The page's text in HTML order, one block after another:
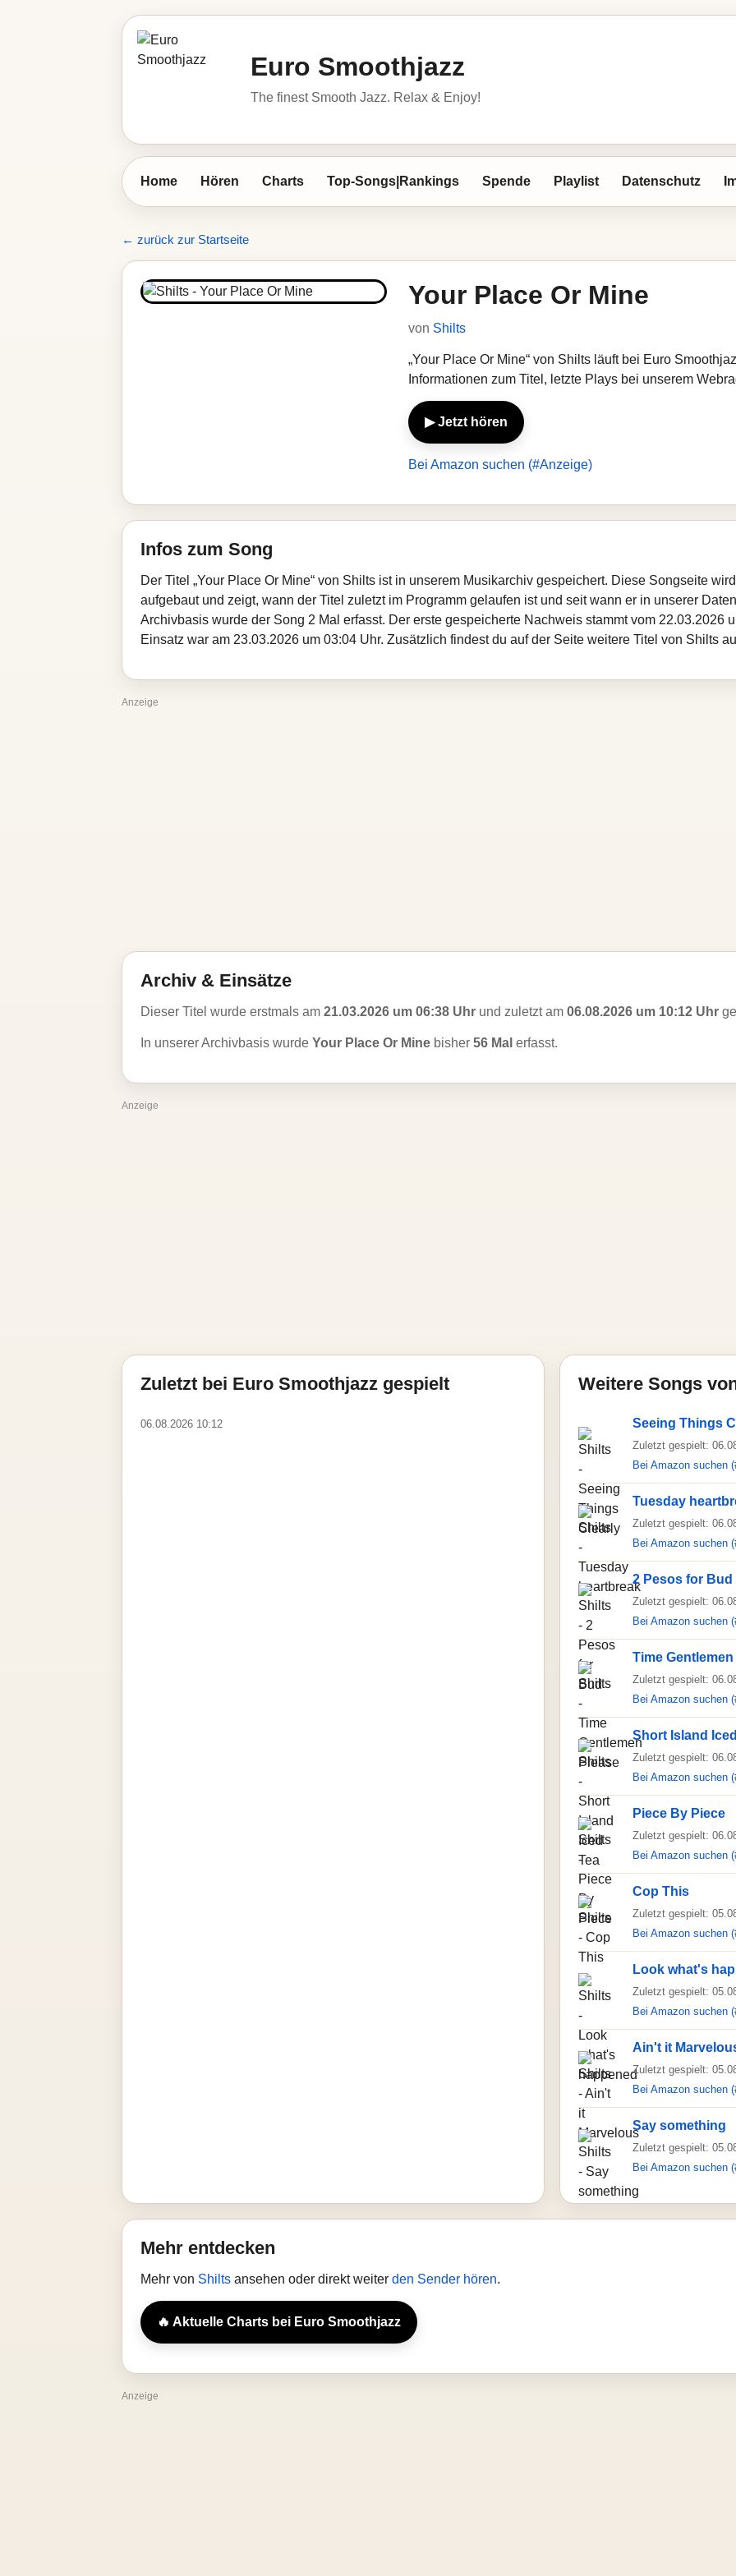
Euro Smoothjazz
The finest Smooth Jazz. Relax & Enjoy!
Home Hören Charts Top-Songs|Rankings Spende Playlist Datenschutz
← zurück zur Startseite
Your Place Or Mine
von Shilts
„Your Place Or Mine“ von Shilts läuft bei Euro
Informationen zum Titel, letzte Plays bei unserem
▶ Jetzt hören
Bei Amazon suchen (#Anzeige)
Infos zum Song
Der Titel „Your Place Or Mine“ von Shilts ist in unserem Musikarchiv gespeichert. Diese Songseite
aufgebaut und zeigt, wann der Titel zuletzt im Programm gelaufen ist und seit wann er in unserer
Archivbasis wurde der Song 2 Mal erfasst. Der erste gespeicherte Nachweis stammt vom 22.03.2026
Einsatz war am 23.03.2026 um 03:04 Uhr. Zusätzlich findest du auf der Seite weitere Titel von Shilts
Anzeige
Archiv & Einsätze
Dieser Titel wurde erstmals am 21.03.2026 um 06:38 Uhr und zuletzt am 06.08.2026 um 10:12 Uhr
In unserer Archivbasis wurde Your Place Or Mine bisher 56 Mal erfasst.
Anzeige
Zuletzt bei Euro Smoothjazz gespielt
06.08.2026 10:12
Weitere Songs
Seeing Things
Zuletzt gespielt:
Bei Amazon suchen
Tuesday
Zuletzt gespielt:
Bei Amazon suchen
2 Pesos for Bud
Zuletzt gespielt:
Bei Amazon suchen
Time
Zuletzt gespielt:
Bei Amazon suchen
Short Island
Zuletzt gespielt:
Bei Amazon suchen
Piece By Piece
Zuletzt gespielt:
Bei Amazon suchen
Cop This
Zuletzt gespielt:
Bei Amazon suchen
Look what's
Zuletzt gespielt:
Bei Amazon suchen
Ain't it
Zuletzt gespielt:
Bei Amazon suchen
Say something
Zuletzt gespielt:
Bei Amazon suchen
Mehr entdecken
Mehr von Shilts ansehen oder direkt weiter den Sender hören.
🔥 Aktuelle Charts bei Euro Smoothjazz
Anzeige